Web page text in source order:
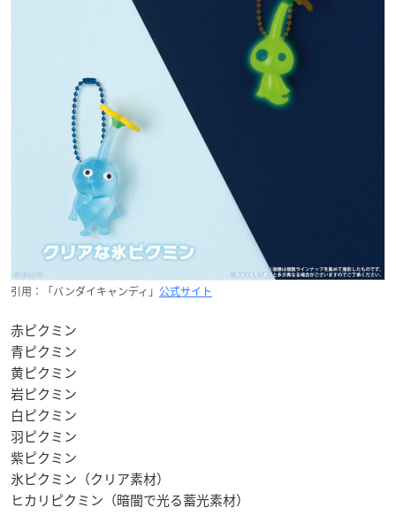
引用：「バンダイキャンディ」 公式サイト
赤ピクミン
青ピクミン
黄ピクミン
岩ピクミン
白ピクミン
羽ピクミン
紫ピクミン
氷ピクミン（クリア素材）
ヒカリピクミン（暗闇で光る蓄光素材）